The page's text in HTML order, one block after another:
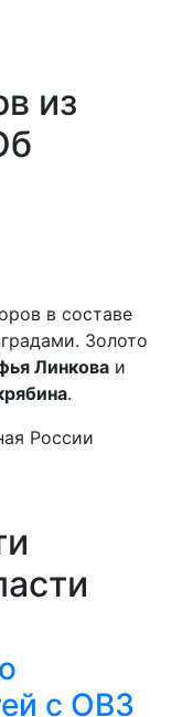
из
в составе
Золото
Линкова и
.
России
с ОВЗ